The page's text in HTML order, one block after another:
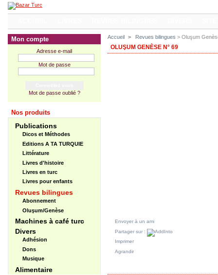
Mon compte
Adresse e-mail
Mot de passe
Mot de passe oublié ?
Nos produits
Publications
Dicos et Méthodes
Editions A TA TURQUIE
Littérature
Livres d'histoire
Livres en turc
Livres pour enfants
Revues bilingues
Abonnement
Oluşum/Genèse
Machines à café turc
Divers
Adhésion
Dons
Musique
Alimentaire
Accueil > Revues bilingues > Oluşum
OLUŞUM GENÈSE N° 69
Envoyer à un ami
Partager sur :
Imprimer
Agrandir